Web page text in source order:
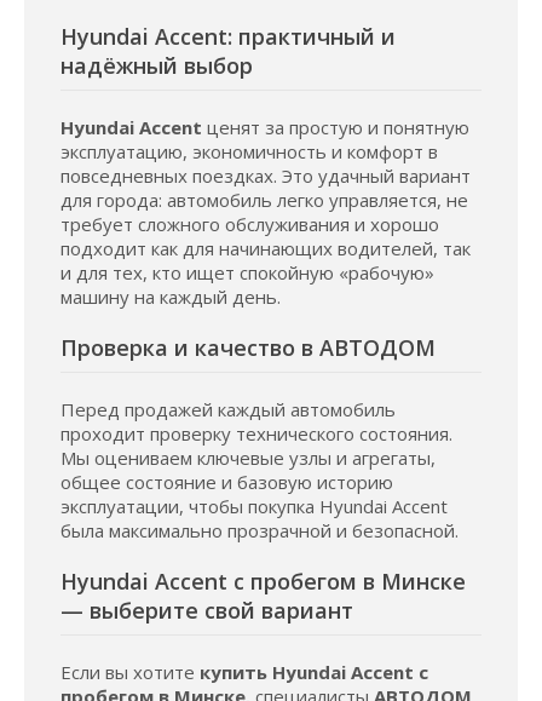
Hyundai Accent: практичный и
надёжный выбор
Hyundai Accent ценят за простую и понятную
эксплуатацию, экономичность и комфорт в
повседневных поездках. Это удачный вариант
для города: автомобиль легко управляется, не
требует сложного обслуживания и хорошо
подходит как для начинающих водителей, так
и для тех, кто ищет спокойную «рабочую»
машину на каждый день.
Проверка и качество в АВТОДОМ
Перед продажей каждый автомобиль
проходит проверку технического состояния.
Мы оцениваем ключевые узлы и агрегаты,
общее состояние и базовую историю
эксплуатации, чтобы покупка Hyundai Accent
была максимально прозрачной и безопасной.
Hyundai Accent с пробегом в Минске
— выберите свой вариант
Если вы хотите купить Hyundai Accent с
пробегом в Минске, специалисты АВТОДОМ